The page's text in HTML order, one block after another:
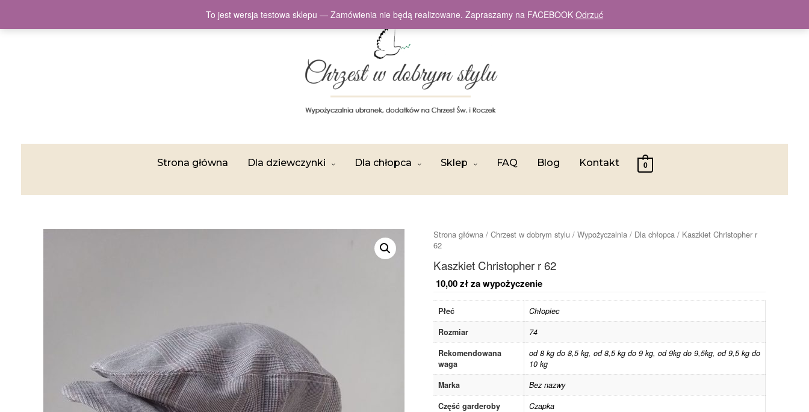
Strona główna Dla dziewczynki Dla chłopca Sklep FAQ Blog Kontakt 0
Strona główna / Chrzest w dobrym stylu / Wypożyczalnia / Dla chłopca / Kaszkiet Christopher r
62
Kaszkiet Christopher r 62
10,00złza wypożyczenie
Płeć
Chłopiec
Rozmiar
74
Rekomendowana
waga
od 8 kg do 8,5 kg, od 8,5 kg do 9 kg, od 9kg do 9,5kg, od 9,5 kg do
10 kg
Marka
Bez nazwy
Część garderoby
Czapka
To jest wersja testowa sklepu — Zamówienia nie będą realizowane. Zapraszamy na FACEBOOK Odrzuć